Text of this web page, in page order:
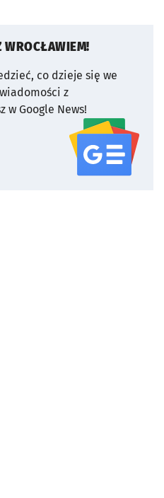
WROCŁAWIEM!
co dzieje się we
z
w Google News!
serwisu